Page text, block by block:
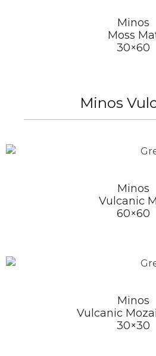
Minos
Moss
30×60
Minos
Minos
Vulcanic
60×60
Minos
Vulcanic
30×30